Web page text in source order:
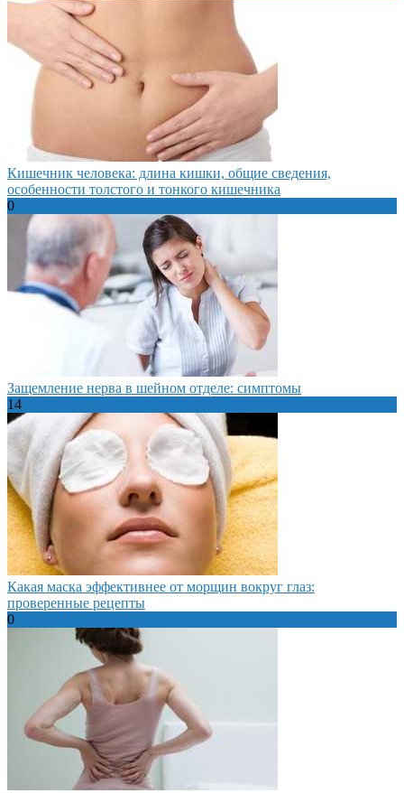
Кишечник человека: длина кишки, общие сведения,
особенности толстого и тонкого кишечника
0
Защемление нерва в шейном отделе: симптомы
14
Какая маска эффективнее от морщин вокруг глаз:
проверенные рецепты
0